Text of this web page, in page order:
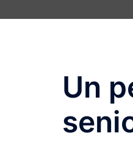
Un